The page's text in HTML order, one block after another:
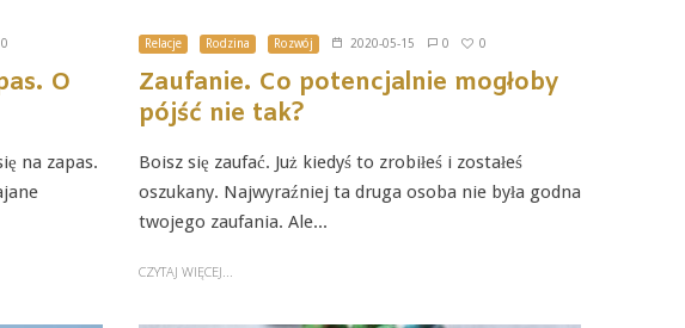
0
O
na zapas.
Relacje Rodzina Rozwój 2020-05-15 0 0
Zaufanie. Co potencjalnie mogłoby
pójść nie tak?
Boisz się zaufać. Już kiedyś to zrobiłeś i zostałeś
oszukany. Najwyraźniej ta druga osoba nie była godna
twojego zaufania. Ale...
CZYTAJ WIĘCEJ...